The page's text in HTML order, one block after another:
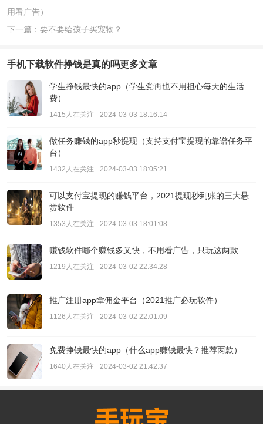
用看广告）
下一篇：要不要给孩子买宠物？
手机下载软件挣钱是真的吗更多文章
学生挣钱最快的app（学生党再也不用担心每天的生活
费）
1415人在关注 2024-03-03 18:16:14
做任务赚钱的app秒提现（支持支付宝提现的靠谱任务平
台）
1432人在关注 2024-03-03 18:05:21
可以支付宝提现的赚钱平台，2021提现秒到账的三大悬
赏软件
1353人在关注 2024-03-03 18:01:08
赚钱软件哪个赚钱多又快，不用看广告，只玩这两款
1219人在关注 2024-03-02 22:34:28
推广注册app拿佣金平台（2021推广必玩软件）
1126人在关注 2024-03-02 22:01:09
免费挣钱最快的app（什么app赚钱最快？推荐两款）
1640人在关注 2024-03-02 21:42:37